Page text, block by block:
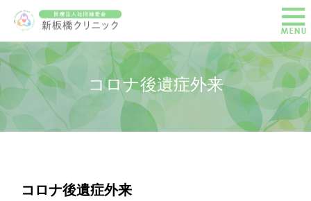
コロナ後遺症外来
コロナ後遺症外来